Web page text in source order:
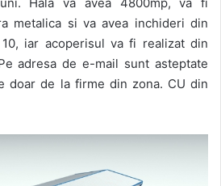
metalica si va avea inchideri din
iar acoperisul va fi realizat din
adresa de e-mail sunt asteptate
doar de la firme din zona. CU din